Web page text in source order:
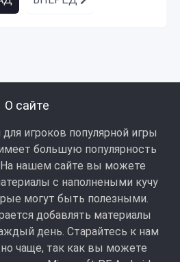
О сайте
игроков популярной игры
большую популярность
нашем сайте вы можете
с наполнеными кучу
могут быть полезными.
добавлять материалы
день. Старайтесь к нам
чаще, так как вы можете